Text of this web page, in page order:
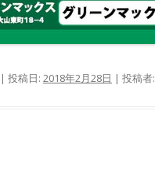
| 投稿日: 2018年2月28日 | 投稿者: